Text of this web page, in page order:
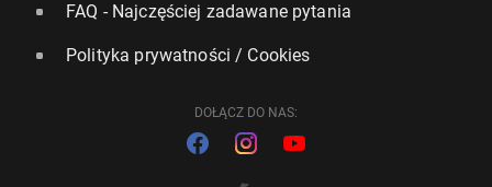
FAQ - Najczęściej zadawane pytania
Polityka prywatności / Cookies
DOŁĄCZ DO NAS: